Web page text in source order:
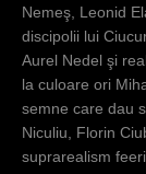
n
d
h
i
e
Nemeş, Leonid
discipolii lui
Aurel Nedel şi
la culoare ori
semne care dau
Niculiu, Florin
suprarealism